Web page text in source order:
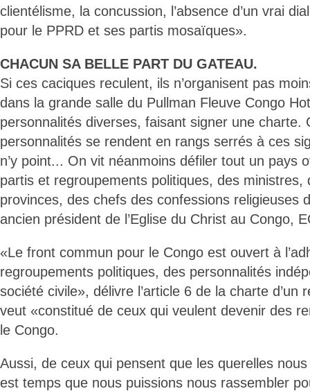
clientélisme, la concussion, l’absence d’un vrai
pour le PPRD et ses partis mosaïques».
CHACUN SA BELLE PART DU GATEAU.
Si ces caciques reculent, ils n’organisent pas
dans la grande salle du Pullman Fleuve Congo
personnalités diverses, faisant signer une charte.
personnalités se rendent en rangs serrés à ces
n’y point... On vit néanmoins défiler tout un pays
partis et regroupements politiques, des ministres,
provinces, des chefs des confessions religieuses
ancien président de l’Eglise du Christ au Congo,
«Le front commun pour le Congo est ouvert à
regroupements politiques, des personnalités
société civile», délivre l’article 6 de la charte d’un
veut «constitué de ceux qui veulent devenir des
le Congo.
Aussi, de ceux qui pensent que les querelles
est temps que nous puissions nous rassembler